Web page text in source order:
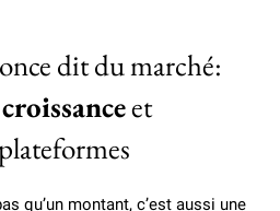
dit du marché:
croissanceet
qu’un montant, c’est aussi une